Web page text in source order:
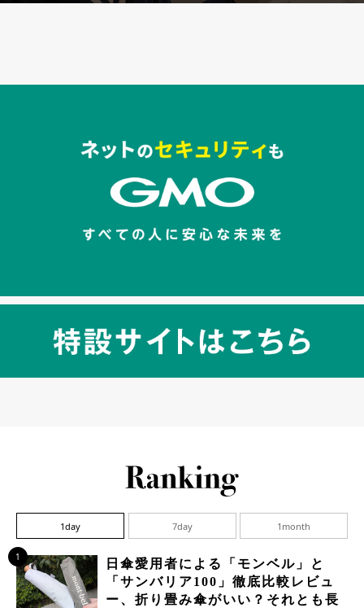
セキュリティキャンペーンでのバナー
1day 7day 1month
1
日傘愛用者による「モンベル」と
「サンバリア100」徹底比較レビュ
ー、折り畳み傘がいい？それとも長